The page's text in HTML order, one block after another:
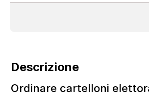
Descrizione
Ordinare cartelloni